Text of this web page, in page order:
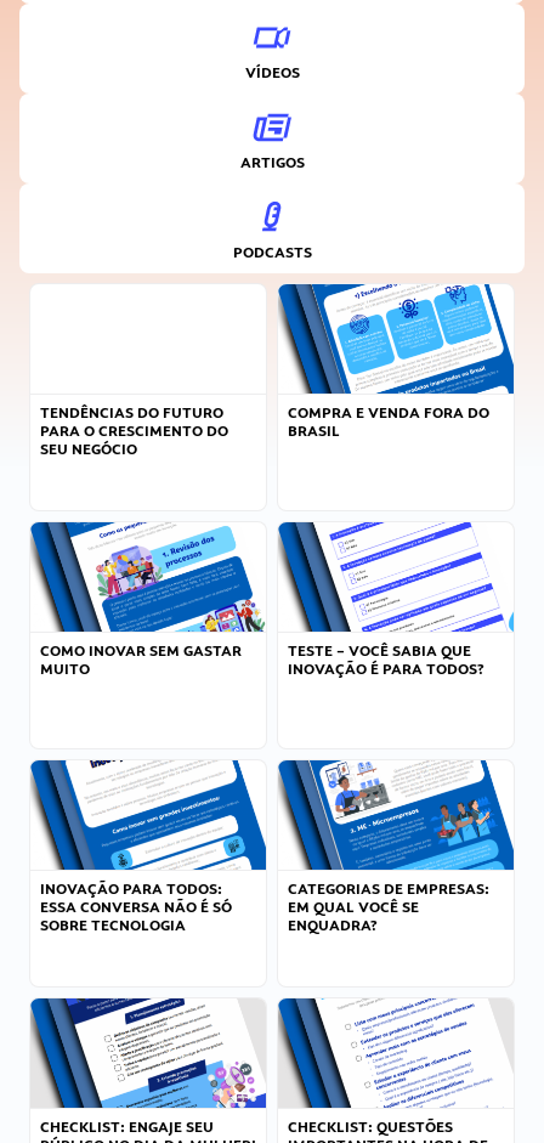
VÍDEOS
ARTIGOS
PODCASTS
TENDÊNCIAS DO FUTURO
PARA O CRESCIMENTO DO
SEU NEGÓCIO
COMPRA E VENDA FORA DO
BRASIL
COMO INOVAR SEM GASTAR
MUITO
TESTE – VOCÊ SABIA QUE
INOVAÇÃO É PARA TODOS?
INOVAÇÃO PARA TODOS:
ESSA CONVERSA NÃO É SÓ
SOBRE TECNOLOGIA
CATEGORIAS DE EMPRESAS:
EM QUAL VOCÊ SE
ENQUADRA?
CHECKLIST: ENGAJE SEU
CHECKLIST: QUESTÕES